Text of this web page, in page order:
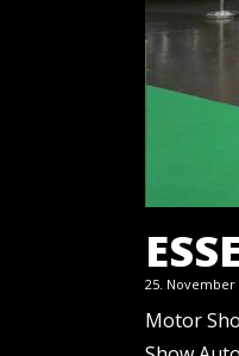
25. November
Motor